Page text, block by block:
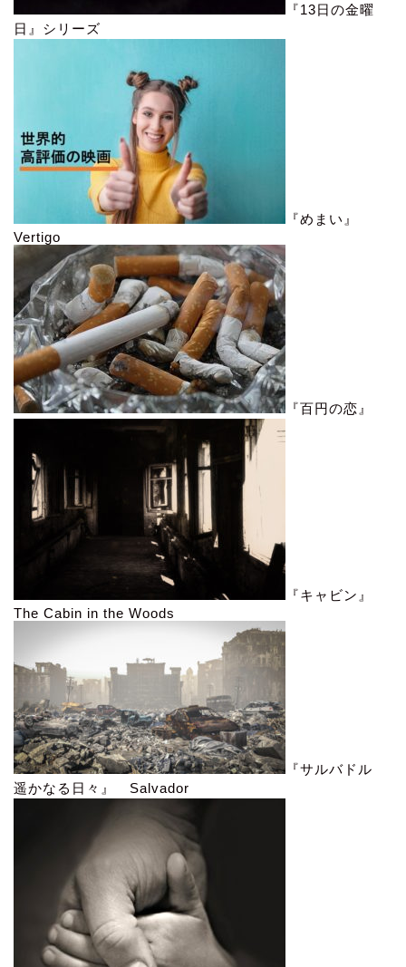
『13日の金曜
日』シリーズ
『めまい』
Vertigo
『百円の恋』
『キャビン』
The Cabin in the Woods
『サルバドル
遥かなる日々』 Salvador